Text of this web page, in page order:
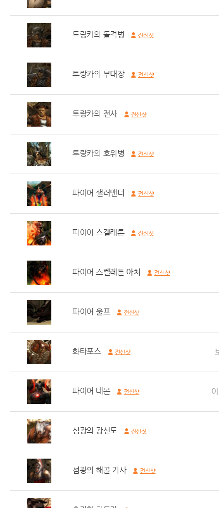
투랑카의 돌격병 전신샷
투랑카의 부대장 전신샷
투랑카의 전사 전신샷
투랑카의 호위병 전신샷
파이어 샐러맨더 전신샷
파이어 스켈레톤 전신샷
파이어 스켈레톤 아처 전신샷
파이어 울프 전신샷
화타포스 전신샷
파이어 데몬 전신샷
섬광의 광신도 전신샷
섬광의 해골 기사 전신샷